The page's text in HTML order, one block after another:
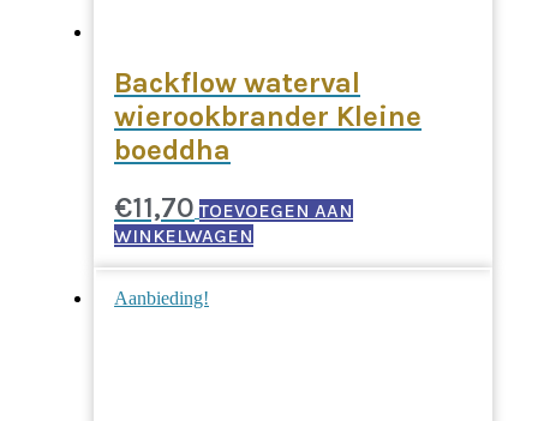
Backflow waterval
wierookbrander Kleine
boeddha
€11,70 TOEVOEGEN AAN
WINKELWAGEN
Aanbieding!